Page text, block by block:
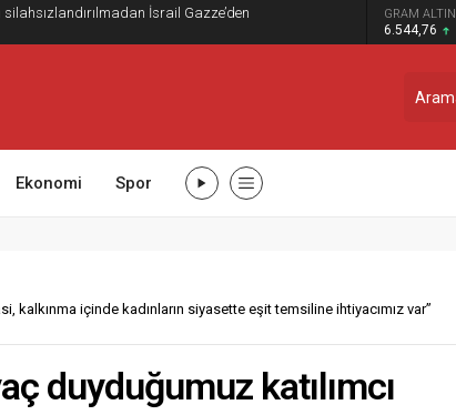
İsrail Gazze’den
GRAM ALTIN
6.544,76
Ekonomi Spor
kalkınma içinde kadınların siyasette eşit temsiline ihtiyacımız var”
duyduğumuz katılımcı